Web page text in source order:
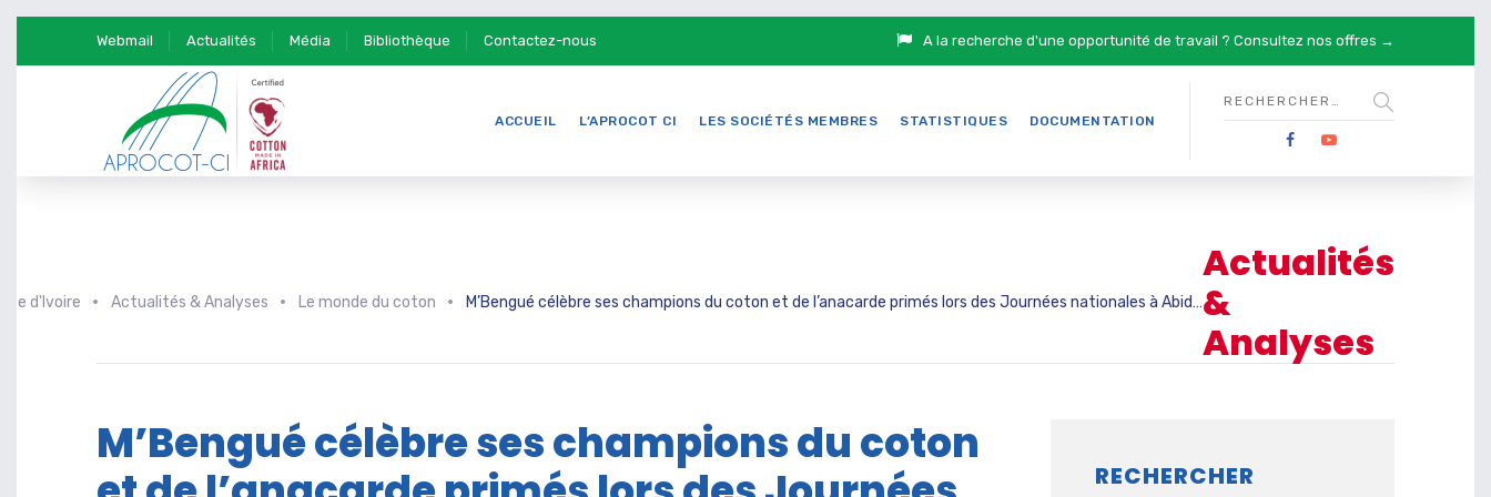
Webmail Actualités Média Bibliothèque Contactez-nous A la recherche d'une opportunité de travail ? Consultez nos offres →
ACCUEIL L’APROCOT CI LES SOCIÉTÉS MEMBRES STATISTIQUES DOCUMENTATION
Actualités
&
Analyses
d'Ivoire Actualités & Analyses Le monde du coton M’Bengué célèbre ses champions du coton et de l’anacarde primés lors des Journées nationales à Abidjan
M’Bengué célèbre ses champions du coton
RECHERCHER